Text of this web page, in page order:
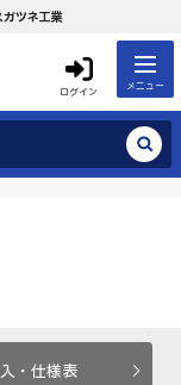
ツネ工業
ログイン メニュー
・仕様表